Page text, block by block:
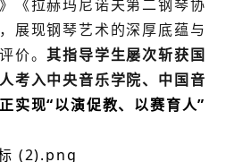
《拉赫玛尼诺夫第二钢琴协
展现钢琴艺术的深厚底蕴与
价。其指导学生屡次斩获国
考入中央音乐学院、中国音
实现“以演促教、以赛育人”